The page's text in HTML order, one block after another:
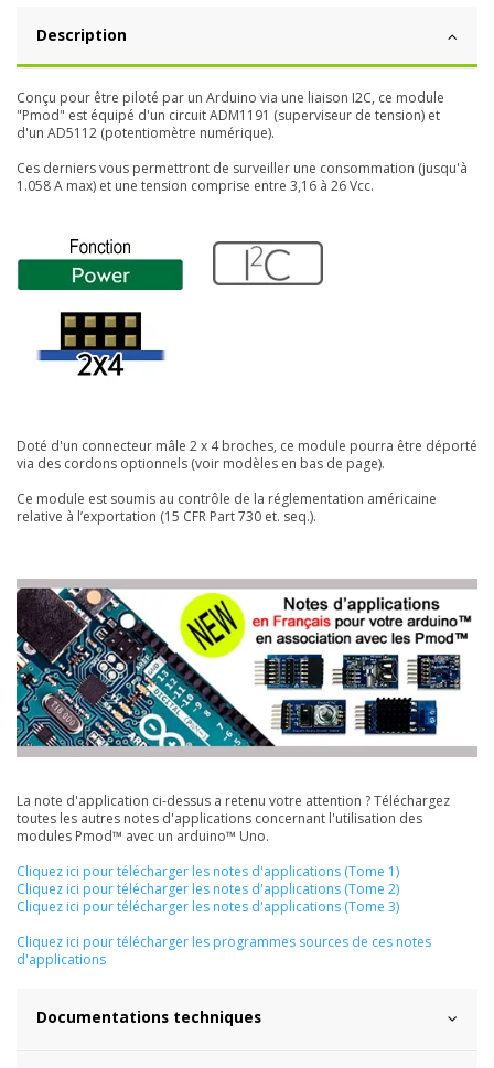
Description
Conçu pour être piloté par un Arduino via une liaison I2C, ce module
"Pmod" est équipé d'un circuit ADM1191 (superviseur de tension) et
d'un AD5112 (potentiomètre numérique).
Ces derniers vous permettront de surveiller une consommation (jusqu'à
1.058 A max) et une tension comprise entre 3,16 à 26 Vcc.
Doté d'un connecteur mâle 2 x 4 broches, ce module pourra être déporté
via des cordons optionnels (voir modèles en bas de page).
Ce module est soumis au contrôle de la réglementation américaine
relative à l’exportation (15 CFR Part 730 et. seq.).
La note d'application ci-dessus a retenu votre attention ? Téléchargez
toutes les autres notes d'applications concernant l'utilisation des
modules Pmod™ avec un arduino™ Uno.
Cliquez ici pour télécharger les notes d'applications (Tome 1)
Cliquez ici pour télécharger les notes d'applications (Tome 2)
Cliquez ici pour télécharger les notes d'applications (Tome 3)
Cliquez ici pour télécharger les programmes sources de ces notes
d'applications
Documentations techniques